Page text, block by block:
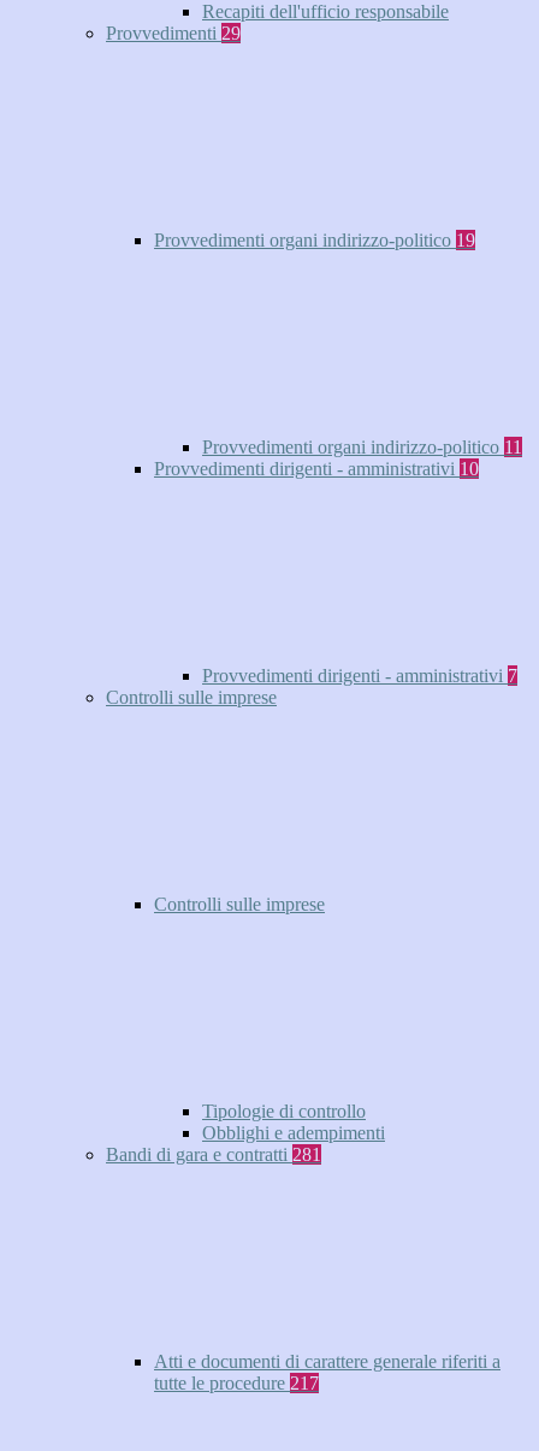
Recapiti dell'ufficio responsabile
Provvedimenti 29
Provvedimenti organi indirizzo-politico 19
Provvedimenti organi indirizzo-politico 11
Provvedimenti dirigenti - amministrativi 10
Provvedimenti dirigenti - amministrativi 7
Controlli sulle imprese
Controlli sulle imprese
Tipologie di controllo
Obblighi e adempimenti
Bandi di gara e contratti 281
Atti e documenti di carattere generale riferiti a
tutte le procedure 217